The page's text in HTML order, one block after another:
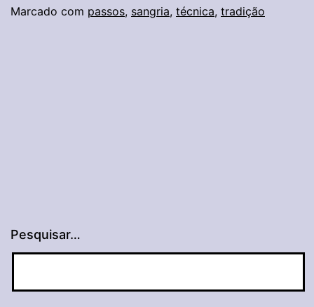
do
Marcado com passos, sangria, técnica, tradição
Pesquisar…